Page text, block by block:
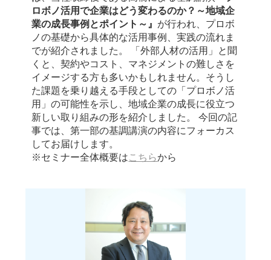
ロボノ活用で企業はどう変わるのか？～地域企
業の成長事例とポイント～』 が行われ、プロボ
ノの基礎から具体的な活用事例、実践の流れま
でが紹介されました。 「外部人材の活用」と聞
くと、契約やコスト、マネジメントの難しさを
イメージする方も多いかもしれません。そうし
た課題を乗り越える手段としての「プロボノ活
用」の可能性を示し、地域企業の成長に役立つ
新しい取り組みの形を紹介しました。 今回の記
事では、第一部の基調講演の内容にフォーカス
してお届けします。
※セミナー全体概要はこちらから